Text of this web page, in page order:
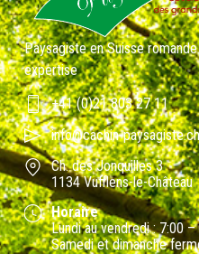
Paysagiste en Suisse
expertise
+41 (0)21 803 27 11
info@cachin-paysagiste.ch
Ch. des Jonquilles 3
1134 Vufflens-le-Château
Horaire
Lundi au vendredi : 7:00
Samedi et dimanche